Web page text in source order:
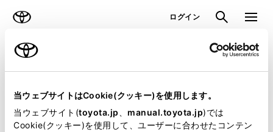
当ウェブサイトはCookie(クッキー)を使用します。
当ウェブサイト(toyota.jp manual.toyota.jp)では
Cookie(クッキー)を使用して、ユーザーに合わせたコンテン
ログイン 検索 メニュ
ラインアップ トピックス
見積りシミュレーション
見積りシミュレーションのデータが